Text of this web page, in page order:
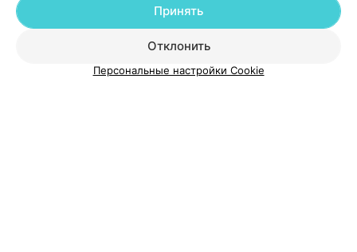
Отклонить
Принять
Персональные настройки Cookie